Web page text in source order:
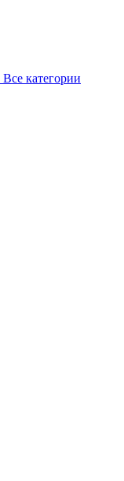
Все категории